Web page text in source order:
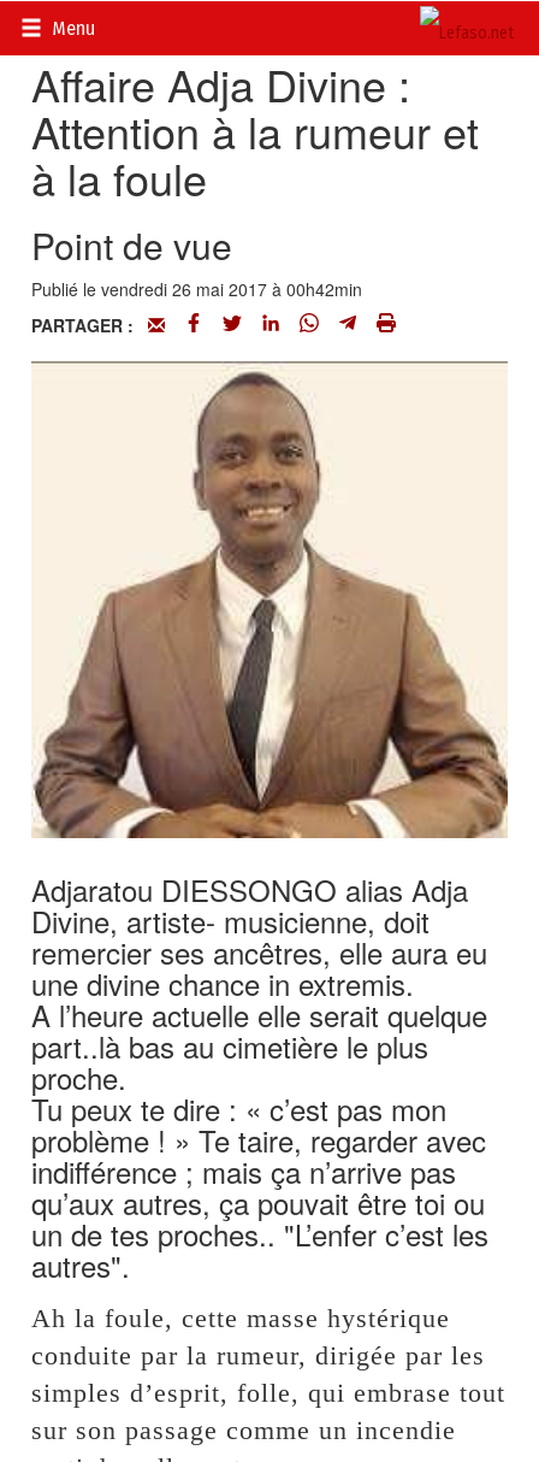
Menu
Accueil>
Affaire Adja Divine :
Attention à la rumeur et
à la foule
Point de vue
Publié le vendredi 26 mai 2017 à 00h42min
PARTAGER :
Adjaratou DIESSONGO alias Adja
Divine, artiste- musicienne, doit
remercier ses ancêtres, elle aura eu
une divine chance in extremis.
A l’heure actuelle elle serait quelque
part..là bas au cimetière le plus
proche.
Tu peux te dire : « c’est pas mon
problème ! » Te taire, regarder avec
indifférence ; mais ça n’arrive pas
qu’aux autres, ça pouvait être toi ou
un de tes proches.. "L’enfer c’est les
autres".
Ah la foule, cette masse hystérique
conduite par la rumeur, dirigée par les
simples d’esprit, folle, qui embrase tout
sur son passage comme un incendie